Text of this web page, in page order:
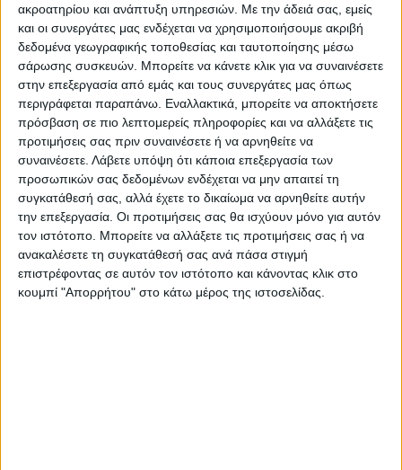
ακροατηρίου και ανάπτυξη υπηρεσιών. Με την άδειά σας, εμείς
και οι συνεργάτες μας ενδέχεται να χρησιμοποιήσουμε ακριβή
δεδομένα γεωγραφικής τοποθεσίας και ταυτοποίησης μέσω
σάρωσης συσκευών. Μπορείτε να κάνετε κλικ για να συναινέσετε
στην επεξεργασία από εμάς και τους συνεργάτες μας όπως
περιγράφεται παραπάνω. Εναλλακτικά, μπορείτε να αποκτήσετε
πρόσβαση σε πιο λεπτομερείς πληροφορίες και να αλλάξετε τις
προτιμήσεις σας πριν συναινέσετε ή να αρνηθείτε να
συναινέσετε. Λάβετε υπόψη ότι κάποια επεξεργασία των
προσωπικών σας δεδομένων ενδέχεται να μην απαιτεί τη
συγκατάθεσή σας, αλλά έχετε το δικαίωμα να αρνηθείτε αυτήν
την επεξεργασία. Οι προτιμήσεις σας θα ισχύουν μόνο για αυτόν
τον ιστότοπο. Μπορείτε να αλλάξετε τις προτιμήσεις σας ή να
ανακαλέσετε τη συγκατάθεσή σας ανά πάσα στιγμή
επιστρέφοντας σε αυτόν τον ιστότοπο και κάνοντας κλικ στο
κουμπί "Απορρήτου" στο κάτω μέρος της ιστοσελίδας.
ΝΕΟΣ ΑΓΩΝ
https://neosagon.gr
Η Αρχαιότερη Καθημερινή Πρωινή Εφημερίδα της Καρδίτσας
ΠΑΡΟΜΟΙΑ ΑΡΘΡΑ